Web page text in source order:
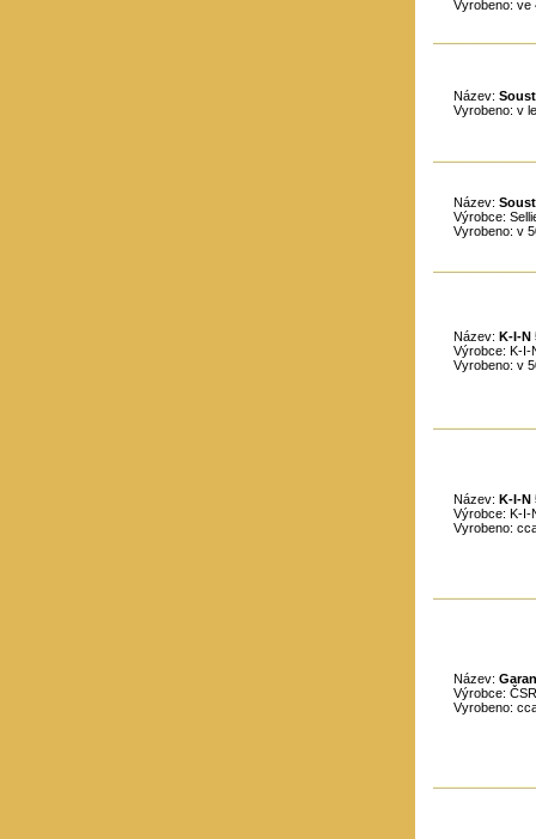
Vyrobeno: ve
Název:
Vyrobeno: v
Název:
Výrobce:
Vyrobeno: v
Název: K-I-N
Výrobce: K-I-
Vyrobeno: v
Název: K-I-N
Výrobce: K-I-
Vyrobeno:
Název:
Výrobce: ČSR
Vyrobeno: